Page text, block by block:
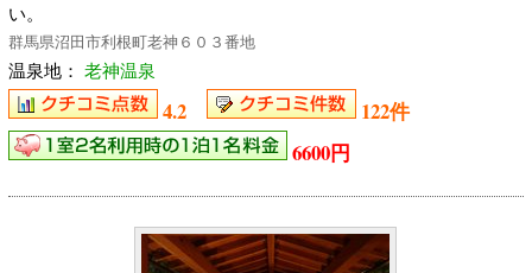
い。
群馬県沼田市利根町老神６０３番地
温泉地： 老神温泉
4.2
122件
6600円